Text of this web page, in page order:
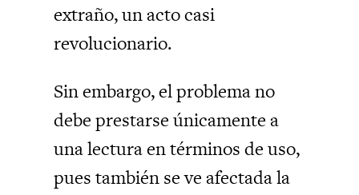
extraño, un acto casi
revolucionario.
Sin embargo, el problema no
debe prestarse únicamente a
una lectura en términos de uso,
pues también se ve afectada la